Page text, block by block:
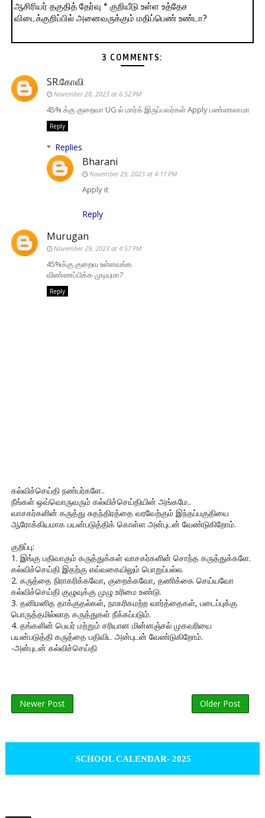
ஆசிரியர் தகுதித் தேர்வு * குறியீடு உள்ள உத்தேச
விடைக்குறிப்பில் அனைவருக்கும் மதிப்பெண் உண்டா?
3 COMMENTS:
SR.கோவி
November 28, 2023 at 6:52 PM
45% க்கு குறைவா UG ல் மார்க் இருப்பவர்கள் Apply பண்ணலாமா
Reply
Replies
Bharani
November 29, 2023 at 4:11 PM
Apply it
Reply
Murugan
November 29, 2023 at 4:57 PM
45%க்கு குறைவ உள்ளவங்க
விண்ணப்பிக்க முடியுமா?
Reply
கல்விச்செய்தி நண்பர்களே..
நீங்கள் ஒவ்வொருவரும் கல்விச்செய்தியின் அங்கமே..
வாசகர்களின் கருத்து சுதந்திரத்தை வரவேற்கும் இந்தப்பகுதியை
ஆரோக்கியமாக பயன்படுத்திக் கொள்ள அன்புடன் வேண்டுகிறோம்.
குறிப்பு:
1. இங்கு பதிவாகும் கருத்துக்கள் வாசகர்களின் சொந்த கருத்துக்களே.
கல்விச்செய்தி இதற்கு எவ்வகையிலும் பொறுப்பல்ல.
2. கருத்தை நிராகரிக்கவோ, குறைக்கவோ, தணிக்கை செய்யவோ
கல்விச்செய்தி குழுவுக்கு முழு உரிமை உண்டு.
3. தனிமனித தாக்குதல்கள், நாகரிகமற்ற வார்த்தைகள், படைப்புக்கு
பொருத்தமில்லாத கருத்துகள் நீக்கப்படும்.
4. தங்களின் பெயர் மற்றும் சரியான மின்னஞ்சல் முகவரியை
பயன்படுத்தி கருத்தை பதிவிட அன்புடன் வேண்டுகிறோம்.
-அன்புடன் கல்விச்செய்தி
Newer Post Older Post
SCHOOL CALENDAR- 2025